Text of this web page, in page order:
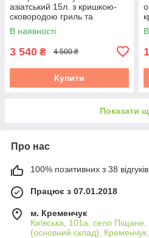
азіатський 15л. з кришкою-
сковородою гриль та
підставкою Brizoll
В наявності
3 540 ₴ 4 500 ₴
Купити
Показати
Про нас
100% позитивних з 38 відгуків
Працює з 07.01.2018
м. Кременчук
Київська, 101а, село Піщане,
(основний склад), Кременчук,